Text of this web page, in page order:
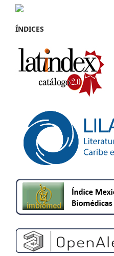
ÍNDICES